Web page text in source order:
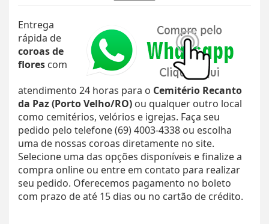
Entrega
rápida de
coroas de
flores com
atendimento 24 horas para o Cemitério Recanto
da Paz (Porto Velho/RO) ou qualquer outro local
como cemitérios, velórios e igrejas. Faça seu
pedido pelo telefone (69) 4003-4338 ou escolha
uma de nossas coroas diretamente no site.
Selecione uma das opções disponíveis e finalize a
compra online ou entre em contato para realizar
seu pedido. Oferecemos pagamento no boleto
com prazo de até 15 dias ou no cartão de crédito.